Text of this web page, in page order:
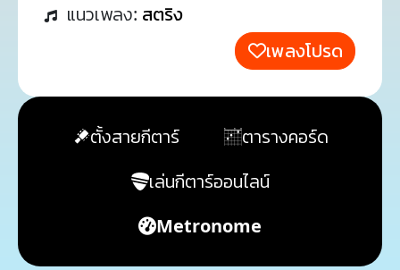
แนวเพลง: สตริง
เพลงโปรด
ตั้งสายกีตาร์
ตารางคอร์ด
เล่นกีตาร์ออนไลน์
Metronome